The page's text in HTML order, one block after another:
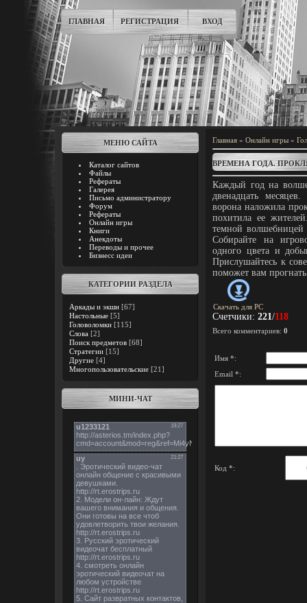
ГЛАВНАЯ РЕГИСТРАЦИЯ ВХОД
МЕНЮ САЙТА
Каталог сайтов
Файлы
Рефераты
Галерея
Письмо администратору
Форум
Рефераты
Онлайн игры
Книги
Анекдоты
Переводы и прочее
Бизнесс идеи
КАТЕГОРИИ РАЗДЕЛА
Аркады и экшн [67]
Настольные [5]
Головоломки [115]
Слова [2]
Поиск предметов [68]
Стратегии [15]
Другие [4]
Многопользовательские [21]
МИНИ-ЧАТ
Главная » Онлайн игры »
ВРЕМЕНА ГОДА.
Каждый год на
двенадцать
ворона наложила
похитила ее
темной волшебницей
Собирайте на
одного цвета и
Прислушайтесь к
поможет вам
Скачать для PC
Счетчики: 221/118
Всего комментариев: 0
Имя *:
Email *:
Код *: